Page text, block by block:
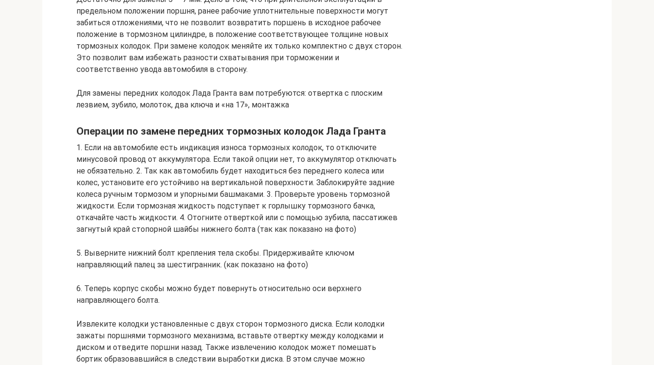
предельном положении поршня, ранее рабочие уплотнительные поверхности могут
забиться отложениями, что не позволит возвратить поршень в исходное рабочее
положение в тормозном цилиндре, в положение соответствующее толщине новых
тормозных колодок. При замене колодок меняйте их только комплектно с двух сторон.
Это позволит вам избежать разности схватывания при торможении и
соответственно увода автомобиля в сторону.
Для замены передних колодок Лада Гранта вам потребуются: отвертка с плоским
лезвием, зубило, молоток, два ключа и «на 17», монтажка
Операции по замене передних тормозных колодок Лада Гранта
1. Если на автомобиле есть индикация износа тормозных колодок, то отключите
минусовой провод от аккумулятора. Если такой опции нет, то аккумулятор отключать
не обязательно. 2. Так как автомобиль будет находиться без переднего колеса или
колес, установите его устойчиво на вертикальной поверхности. Заблокируйте задние
колеса ручным тормозом и упорными башмаками. 3. Проверьте уровень тормозной
жидкости. Если тормозная жидкость подступает к горлышку тормозного бачка,
откачайте часть жидкости. 4. Отогните отверткой или с помощью зубила, пассатижев
загнутый край стопорной шайбы нижнего болта (так как показано на фото)
5. Выверните нижний болт крепления тела скобы. Придерживайте ключом
направляющий палец за шестигранник. (как показано на фото)
6. Теперь корпус скобы можно будет повернуть относительно оси верхнего
направляющего болта.
Извлеките колодки установленные с двух сторон тормозного диска. Если колодки
зажаты поршнями тормозного механизма, вставьте отвертку между колодками и
диском и отведите поршни назад. Также извлечению колодок может помешать
бортик образовавшийся в следствии выработки диска. В этом случае можно